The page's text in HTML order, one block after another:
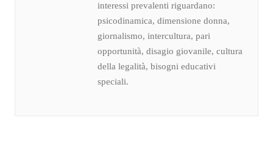
interessi prevalenti riguardano:
psicodinamica, dimensione donna,
giornalismo, intercultura, pari
opportunità, disagio giovanile, cultura
della legalità, bisogni educativi
speciali.